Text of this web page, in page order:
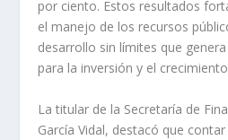
por ciento. Estos resultados
el manejo de los recursos
desarrollo sin límites que
para la inversión y el
La titular de la Secretaría de
García Vidal, destacó que